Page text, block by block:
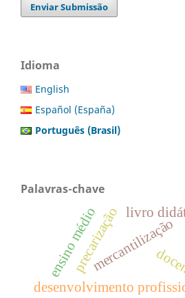
Enviar Submissão
Idioma
English
Español (España)
Português (Brasil)
Palavras-chave
desenvolvimento
mercantilização
precarização livro
ensino médio